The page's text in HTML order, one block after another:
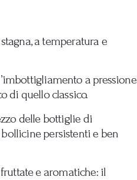
a temperatura e
a pressione
di quello classico.
delle bottiglie di
persistenti e ben
e aromatiche: il